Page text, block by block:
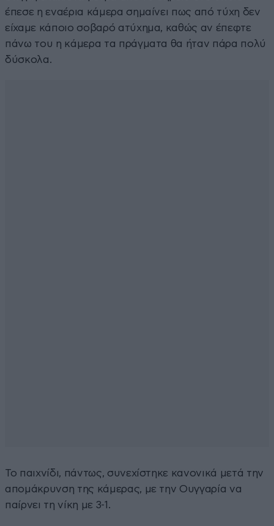
έπεσε η εναέρια κάμερα σημαίνει πως από τύχη δεν
είχαμε κάποιο σοβαρό ατύχημα, καθώς αν έπεφτε
πάνω του η κάμερα τα πράγματα θα ήταν πάρα πολύ
δύσκολα.
Το παιχνίδι, πάντως, συνεχίστηκε κανονικά μετά την
απομάκρυνση της κάμερας, με την Ουγγαρία να
παίρνει τη νίκη με 3-1.